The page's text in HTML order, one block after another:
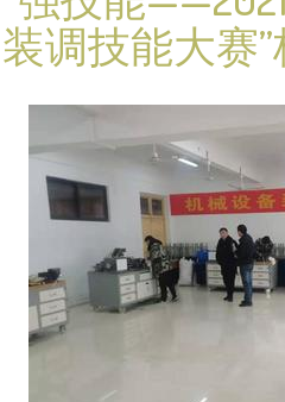
装调技能大赛